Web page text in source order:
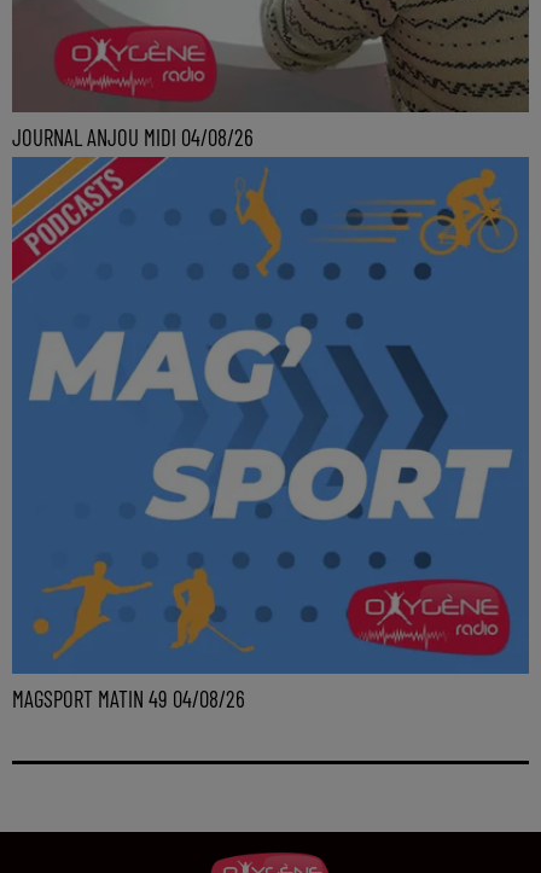
JOURNAL ANJOU MIDI 04/08/26
MAGSPORT MATIN 49 04/08/26